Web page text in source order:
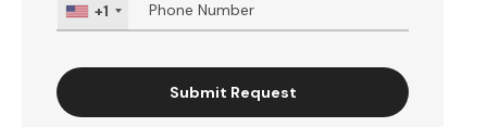
+1
Submit Request